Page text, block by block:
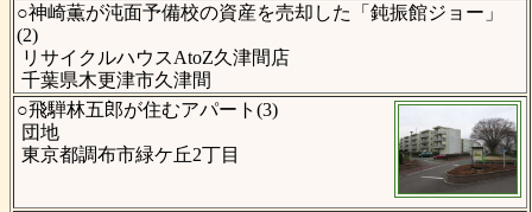
○神崎薫が沌面予備校の資産を売却した「鈍振館ジョー」
(2)
リサイクルハウスAtoZ久津間店
千葉県木更津市久津間
○飛騨林五郎が住むアパート(3)
団地
東京都調布市緑ケ丘2丁目